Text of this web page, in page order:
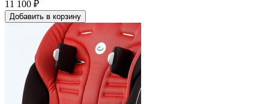
11 100 ₽
Добавить в корзину